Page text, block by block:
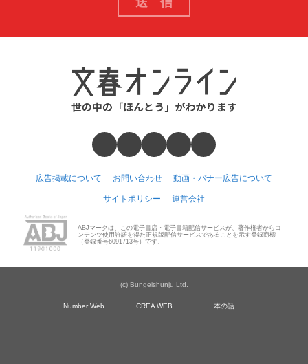
広告掲載について お問い合わせ 動画・バナー広告について
サイトポリシー 運営会社
ABJマークは、この電子書店・電子書籍配信サービスが、著作権者からコ
ンテンツ使用許諾を得た正規版配信サービスであることを示す登録商標
（登録番号6091713号）です。
(c) Bungeishunju Ltd.
Number Web CREA WEB 本の話